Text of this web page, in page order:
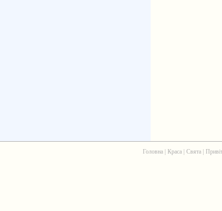
Головна| Краса| Свята|